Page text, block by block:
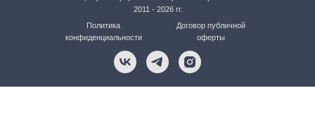
2011 - 2026 гг.
Договор публичной
оферты
Политика
конфиденциальности